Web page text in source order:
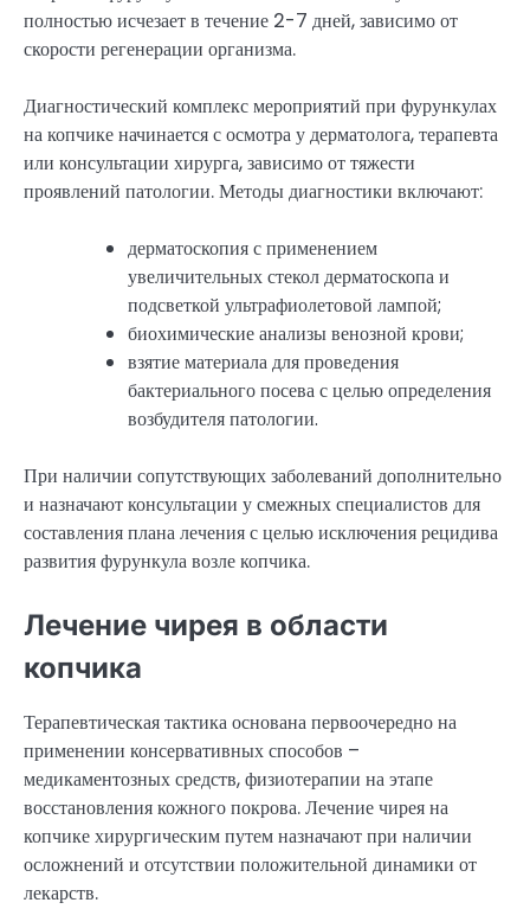
полностью исчезает в течение 2-7 дней, зависимо от
скорости регенерации организма.
Диагностический комплекс мероприятий при фурункулах
на копчике начинается с осмотра у дерматолога, терапевта
или консультации хирурга, зависимо от тяжести
проявлений патологии. Методы диагностики включают:
дерматоскопия с применением
увеличительных стекол дерматоскопа и
подсветкой ультрафиолетовой лампой;
биохимические анализы венозной крови;
взятие материала для проведения
бактериального посева с целью определения
возбудителя патологии.
При наличии сопутствующих заболеваний дополнительно
и назначают консультации у смежных специалистов для
составления плана лечения с целью исключения рецидива
развития фурункула возле копчика.
Лечение чирея в области
копчика
Терапевтическая тактика основана первоочередно на
применении консервативных способов –
медикаментозных средств, физиотерапии на этапе
восстановления кожного покрова. Лечение чирея на
копчике хирургическим путем назначают при наличии
осложнений и отсутствии положительной динамики от
лекарств.